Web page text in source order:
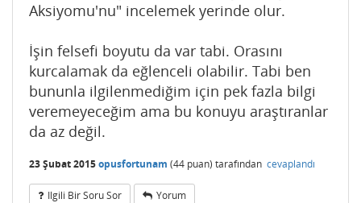
Aksiyomu'nu" incelemek yerinde olur.
İşin felsefi boyutu da var tabi. Orasını
kurcalamak da eğlenceli olabilir. Tabi ben
bununla ilgilenmediğim için pek fazla bilgi
veremeyeceğim ama bu konuyu araştıranlar
da az değil.
23 Şubat 2015opusfortunam (44 puan) tarafından cevaplandı
Ilgili Bir Soru Sor Yorum